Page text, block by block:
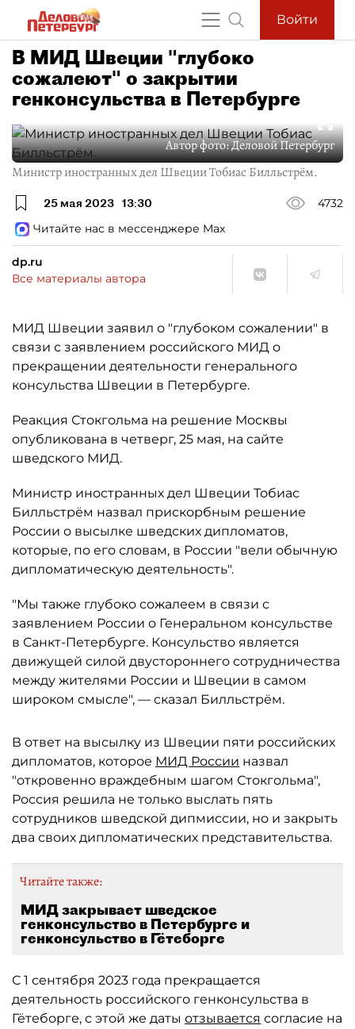
Войти
В МИД Швеции "глубоко
сожалеют" о закрытии
генконсульства в Петербурге
Автор фото:Деловой Петербург
Министр иностранных дел Швеции Тобиас Билльстрём.
25 мая 2023 13:30
4732
Читайте нас в мессенджере Max
dp.ru
Все материалы автора
МИД Швеции заявил о "глубоком сожалении" в
связи с заявлением российского МИД о
прекращении деятельности генерального
консульства Швеции в Петербурге.
Реакция Стокгольма на решение Москвы
опубликована в четверг, 25 мая, на сайте
шведского МИД.
Министр иностранных дел Швеции Тобиас
Билльстрём назвал прискорбным решение
России о высылке шведских дипломатов,
которые, по его словам, в России "вели обычную
дипломатическую деятельность".
"Мы также глубоко сожалеем в связи с
заявлением России о Генеральном консульстве
в Санкт-Петербурге. Консульство является
движущей силой двустороннего сотрудничества
между жителями России и Швеции в самом
широком смысле", — сказал Билльстрём.
В ответ на высылку из Швеции пяти российских
дипломатов, которое МИД России назвал
"откровенно враждебным шагом Стокгольма",
Россия решила не только выслать пять
сотрудников шведской дипмиссии, но и закрыть
два своих дипломатических представительства.
Читайте также:
МИД закрывает шведское
генконсульство в Петербурге и
генконсульство в Гётеборге
С 1 сентября 2023 года прекращается
деятельность российского генконсульства в
Гётеборге, с этой же даты отзывается согласие на